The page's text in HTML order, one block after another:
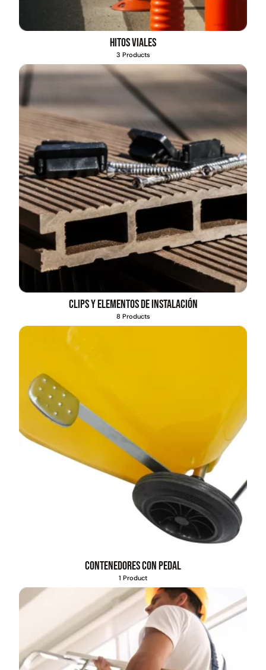
Hitos viales
3 Products
Clips y elementos de instalación
8 Products
Contenedores con pedal
1 Product